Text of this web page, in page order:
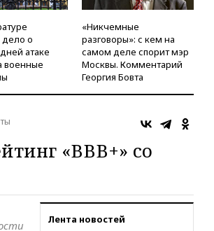
о
атаке
военные
«Никчемные
разговоры»: с кем на
самом деле спорит мэр
Москвы. Комментарий
Георгия Бовта
«ВВВ+» со
Лента новостей